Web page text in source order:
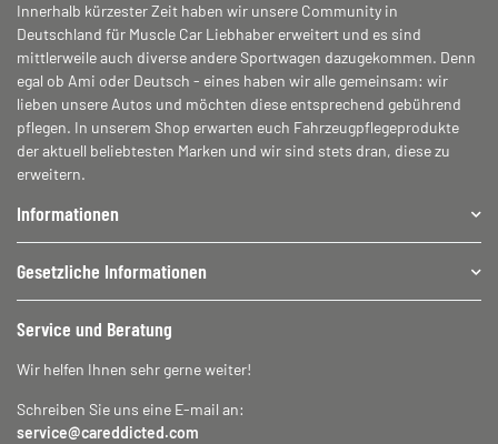
Innerhalb kürzester Zeit haben wir unsere Community in
Deutschland für Muscle Car Liebhaber erweitert und es sind
mittlerweile auch diverse andere Sportwagen dazugekommen. Denn
egal ob Ami oder Deutsch - eines haben wir alle gemeinsam: wir
lieben unsere Autos und möchten diese entsprechend gebührend
pflegen. In unserem Shop erwarten euch Fahrzeugpflegeprodukte
der aktuell beliebtesten Marken und wir sind stets dran, diese zu
erweitern.
Informationen
Gesetzliche Informationen
Service und Beratung
Wir helfen Ihnen sehr gerne weiter!
Schreiben Sie uns eine E-mail an:
service@careddicted.com